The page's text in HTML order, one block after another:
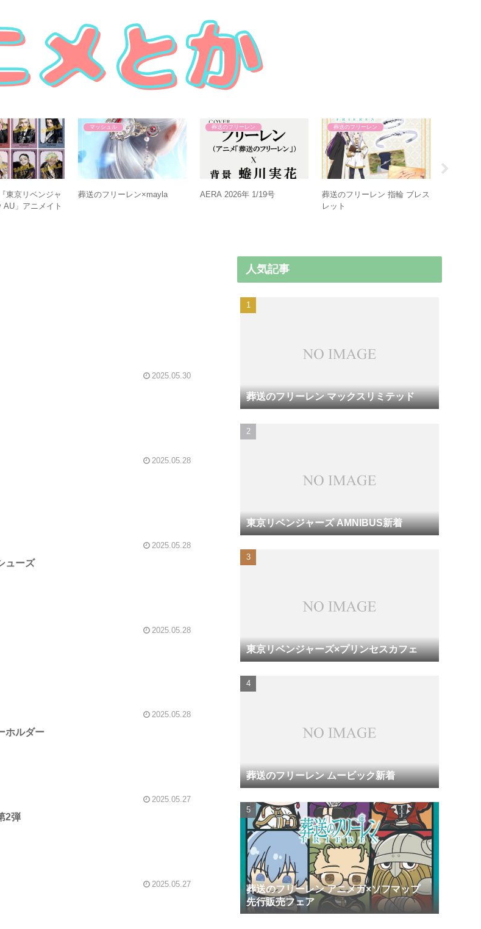
東京リベンジャ
AU」アニメイト
マッシュル
葬送のフリーレン×mayla
葬送のフリーレン
AERA 2026年 1/19号
葬送のフリーレン
葬送のフリーレン 指輪 ブレス
レット
2025.05.30
2025.05.28
2025.05.28
ューズ
2025.05.28
2025.05.28
ホルダー
2025.05.27
2弾
2025.05.27
人気記事
葬送のフリーレン マックスリミテッド
東京リベンジャーズ AMNIBUS新着
東京リベンジャーズ×プリンセスカフェ
葬送のフリーレン ムービック新着
葬送のフリーレン アニメガ×ソフマップ
先行販売フェア